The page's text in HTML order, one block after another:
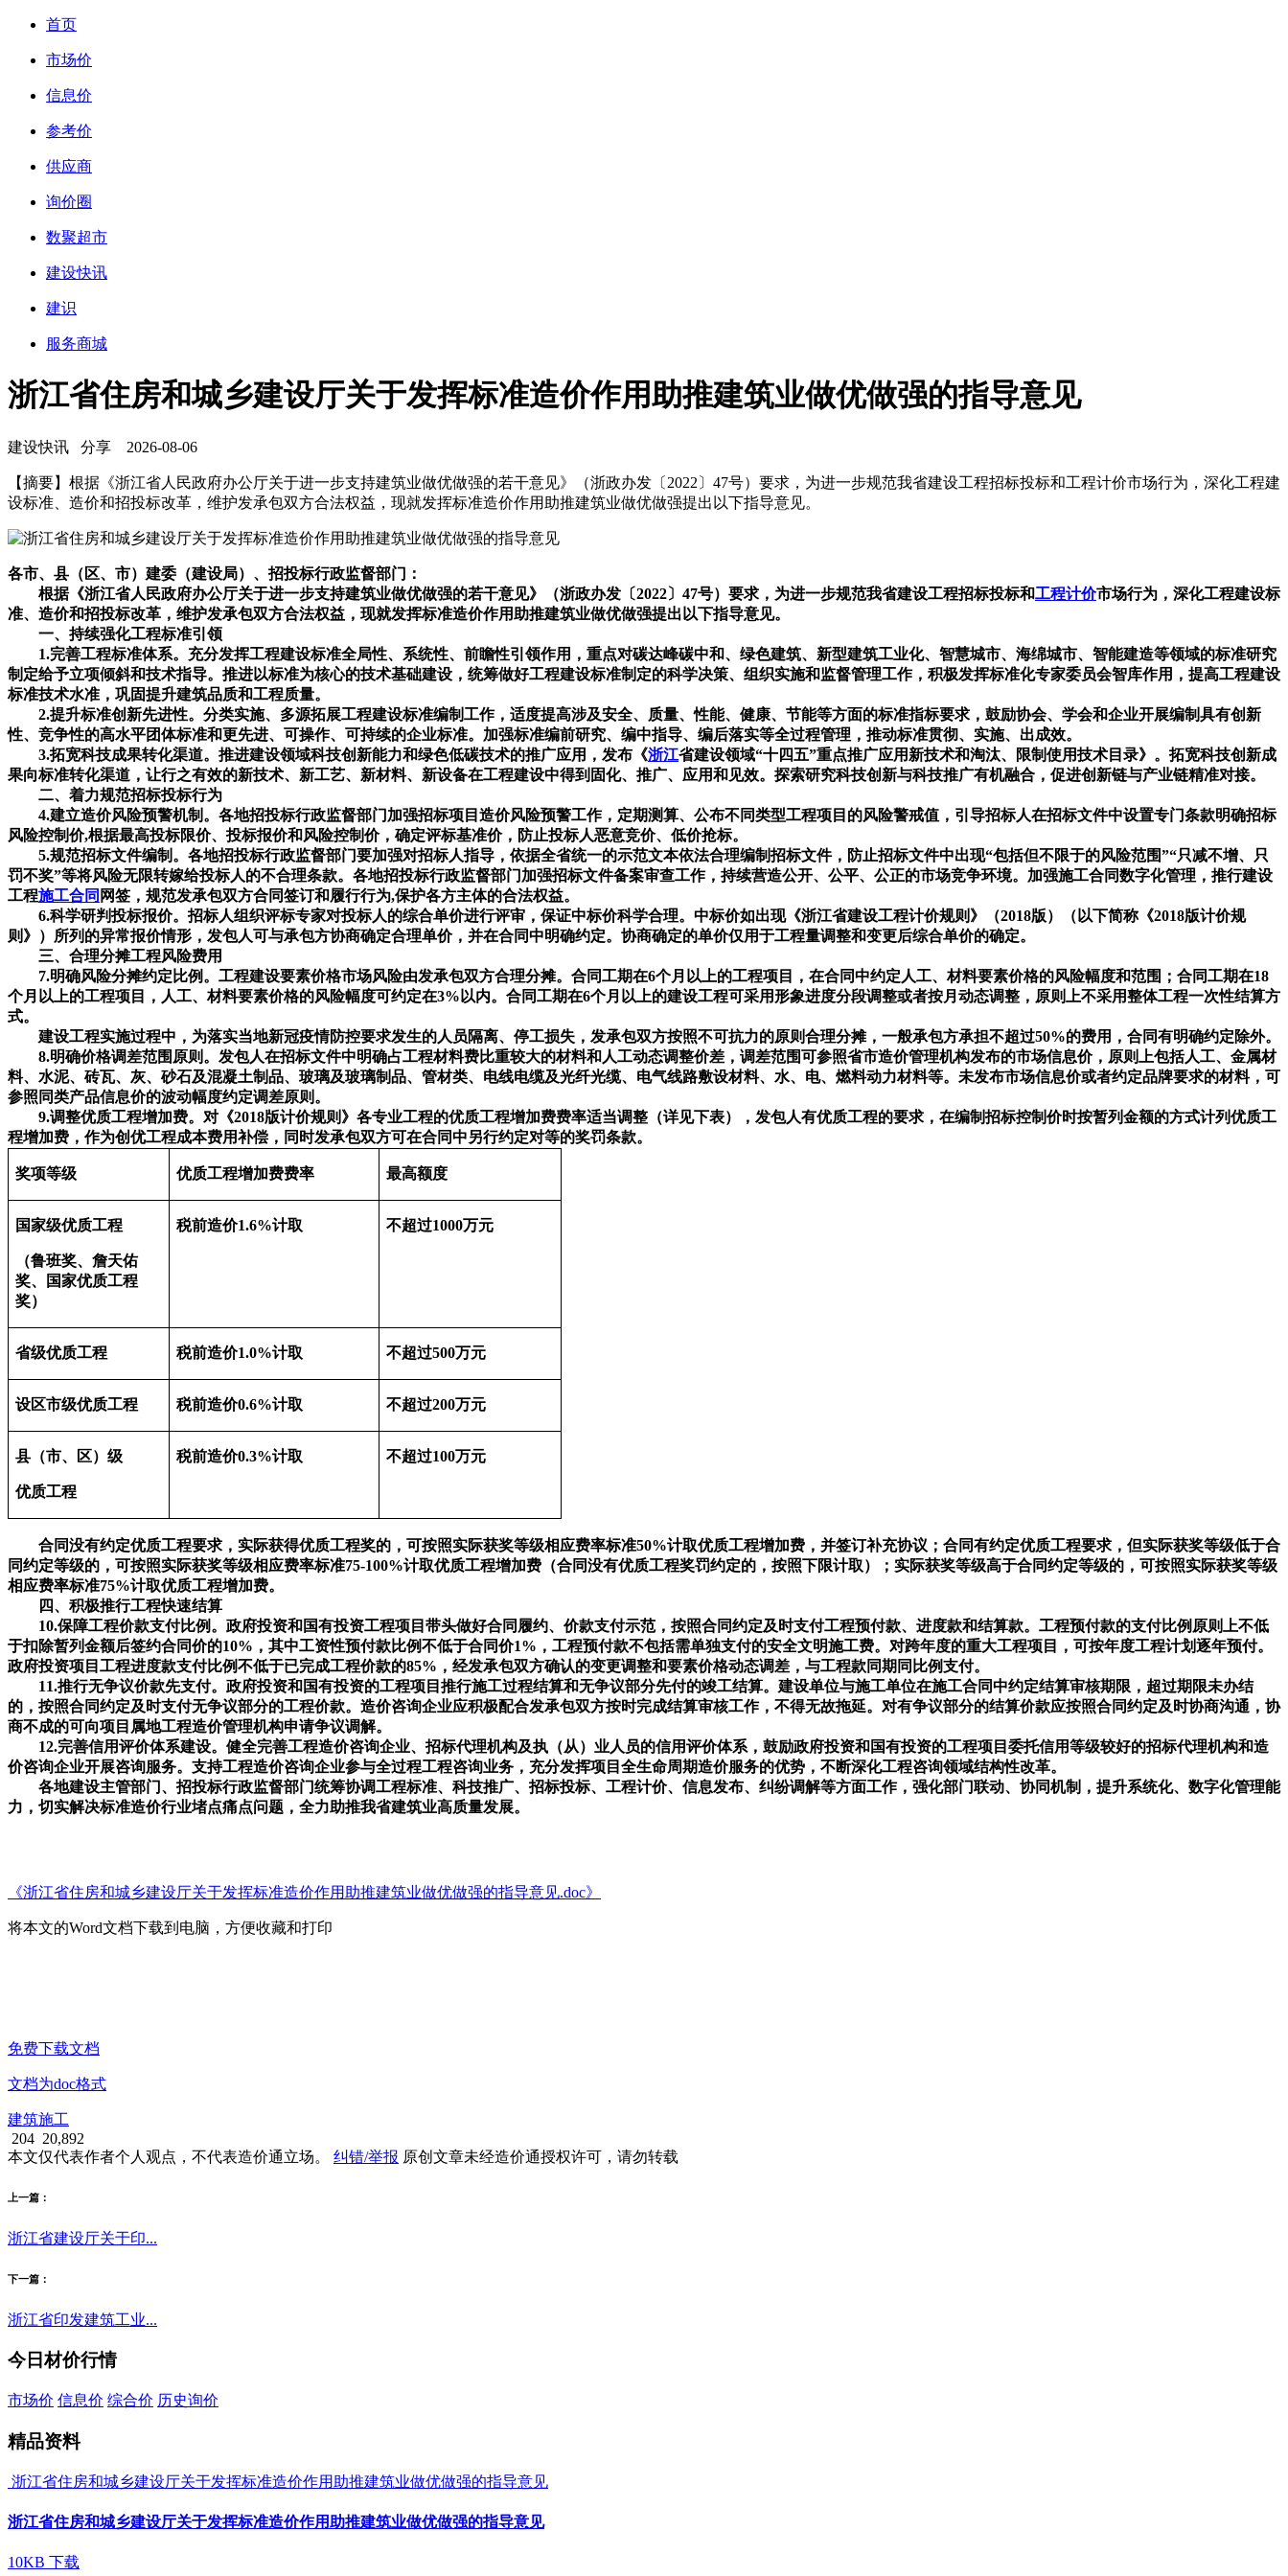
首页
市场价
信息价
参考价
供应商
询价圈
数聚超市
建设快讯
建识
服务商城
浙江省住房和城乡建设厅关于发挥标准造价作用助推建筑业做优做强的指导意见
建设快讯 分享 2026-08-06
【摘要】根据《浙江省人民政府办公厅关于进一步支持建筑业做优做强的若干意见》（浙政办发〔2022〕47号）要求，为进一步规范我省建设工程招标投标和工程计价市场行为，深化工程建
设标准、造价和招投标改革，维护发承包双方合法权益，现就发挥标准造价作用助推建筑业做优做强提出以下指导意见。
各市、县（区、市）建委（建设局）、招投标行政监督部门：
根据《浙江省人民政府办公厅关于进一步支持建筑业做优做强的若干意见》（浙政办发〔2022〕47号）要求，为进一步规范我省建设工程招标投标和工程计价市场行为，深化工程建设标
准、造价和招投标改革，维护发承包双方合法权益，现就发挥标准造价作用助推建筑业做优做强提出以下指导意见。
一、持续强化工程标准引领
1.完善工程标准体系。充分发挥工程建设标准全局性、系统性、前瞻性引领作用，重点对碳达峰碳中和、绿色建筑、新型建筑工业化、智慧城市、海绵城市、智能建造等领域的标准研究
制定给予立项倾斜和技术指导。推进以标准为核心的技术基础建设，统筹做好工程建设标准制定的科学决策、组织实施和监督管理工作，积极发挥标准化专家委员会智库作用，提高工程建设
标准技术水准，巩固提升建筑品质和工程质量。
2.提升标准创新先进性。分类实施、多源拓展工程建设标准编制工作，适度提高涉及安全、质量、性能、健康、节能等方面的标准指标要求，鼓励协会、学会和企业开展编制具有创新
性、竞争性的高水平团体标准和更先进、可操作、可持续的企业标准。加强标准编前研究、编中指导、编后落实等全过程管理，推动标准贯彻、实施、出成效。
3.拓宽科技成果转化渠道。推进建设领域科技创新能力和绿色低碳技术的推广应用，发布《浙江省建设领域“十四五”重点推广应用新技术和淘汰、限制使用技术目录》。拓宽科技创新成
果向标准转化渠道，让行之有效的新技术、新工艺、新材料、新设备在工程建设中得到固化、推广、应用和见效。探索研究科技创新与科技推广有机融合，促进创新链与产业链精准对接。
二、着力规范招标投标行为
4.建立造价风险预警机制。各地招投标行政监督部门加强招标项目造价风险预警工作，定期测算、公布不同类型工程项目的风险警戒值，引导招标人在招标文件中设置专门条款明确招标
风险控制价,根据最高投标限价、投标报价和风险控制价，确定评标基准价，防止投标人恶意竞价、低价抢标。
5.规范招标文件编制。各地招投标行政监督部门要加强对招标人指导，依据全省统一的示范文本依法合理编制招标文件，防止招标文件中出现“包括但不限于的风险范围”“只减不增、只
罚不奖”等将风险无限转嫁给投标人的不合理条款。各地招投标行政监督部门加强招标文件备案审查工作，持续营造公开、公平、公正的市场竞争环境。加强施工合同数字化管理，推行建设
工程施工合同 网签，规范发承包双方合同签订和履行行为,保护各方主体的合法权益。
6.科学研判投标报价。招标人组织评标专家对投标人的综合单价进行评审，保证中标价科学合理。中标价如出现《浙江省建设工程计价规则》（2018版）（以下简称《2018版计价规
则》）所列的异常报价情形，发包人可与承包方协商确定合理单价，并在合同中明确约定。协商确定的单价仅用于工程量调整和变更后综合单价的确定。
三、合理分摊工程风险费用
7.明确风险分摊约定比例。工程建设要素价格市场风险由发承包双方合理分摊。合同工期在6个月以上的工程项目，在合同中约定人工、材料要素价格的风险幅度和范围；合同工期在18
个月以上的工程项目，人工、材料要素价格的风险幅度可约定在3%以内。合同工期在6个月以上的建设工程可采用形象进度分段调整或者按月动态调整，原则上不采用整体工程一次性结算方
式。
建设工程实施过程中，为落实当地新冠疫情防控要求发生的人员隔离、停工损失，发承包双方按照不可抗力的原则合理分摊，一般承包方承担不超过50%的费用，合同有明确约定除外。
8.明确价格调差范围原则。发包人在招标文件中明确占工程材料费比重较大的材料和人工动态调整价差，调差范围可参照省市造价管理机构发布的市场信息价，原则上包括人工、金属材
料、水泥、砖瓦、灰、砂石及混凝土制品、玻璃及玻璃制品、管材类、电线电缆及光纤光缆、电气线路敷设材料、水、电、燃料动力材料等。未发布市场信息价或者约定品牌要求的材料，可
参照同类产品信息价的波动幅度约定调差原则。
9.调整优质工程增加费。对《2018版计价规则》各专业工程的优质工程增加费费率适当调整（详见下表），发包人有优质工程的要求，在编制招标控制价时按暂列金额的方式计列优质工
程增加费，作为创优工程成本费用补偿，同时发承包双方可在合同中另行约定对等的奖罚条款。
奖项等级 优质工程增加费费率 最高额度
国家级优质工程
（鲁班奖、詹天佑
奖、国家优质工程
奖）
税前造价1.6%计取 不超过1000万元
省级优质工程 税前造价1.0%计取 不超过500万元
设区市级优质工程 税前造价0.6%计取 不超过200万元
县（市、区）级
优质工程
税前造价0.3%计取 不超过100万元
合同没有约定优质工程要求，实际获得优质工程奖的，可按照实际获奖等级相应费率标准50%计取优质工程增加费，并签订补充协议；合同有约定优质工程要求，但实际获奖等级低于合
同约定等级的，可按照实际获奖等级相应费率标准75-100%计取优质工程增加费（合同没有优质工程奖罚约定的，按照下限计取）；实际获奖等级高于合同约定等级的，可按照实际获奖等级
相应费率标准75%计取优质工程增加费。
四、积极推行工程快速结算
10.保障工程价款支付比例。政府投资和国有投资工程项目带头做好合同履约、价款支付示范，按照合同约定及时支付工程预付款、进度款和结算款。工程预付款的支付比例原则上不低
于扣除暂列金额后签约合同价的10%，其中工资性预付款比例不低于合同价1%，工程预付款不包括需单独支付的安全文明施工费。对跨年度的重大工程项目，可按年度工程计划逐年预付。
政府投资项目工程进度款支付比例不低于已完成工程价款的85%，经发承包双方确认的变更调整和要素价格动态调差，与工程款同期同比例支付。
11.推行无争议价款先支付。政府投资和国有投资的工程项目推行施工过程结算和无争议部分先付的竣工结算。建设单位与施工单位在施工合同中约定结算审核期限，超过期限未办结
的，按照合同约定及时支付无争议部分的工程价款。造价咨询企业应积极配合发承包双方按时完成结算审核工作，不得无故拖延。对有争议部分的结算价款应按照合同约定及时协商沟通，协
商不成的可向项目属地工程造价管理机构申请争议调解。
12.完善信用评价体系建设。健全完善工程造价咨询企业、招标代理机构及执（从）业人员的信用评价体系，鼓励政府投资和国有投资的工程项目委托信用等级较好的招标代理机构和造
价咨询企业开展咨询服务。支持工程造价咨询企业参与全过程工程咨询业务，充分发挥项目全生命周期造价服务的优势，不断深化工程咨询领域结构性改革。
各地建设主管部门、招投标行政监督部门统筹协调工程标准、科技推广、招标投标、工程计价、信息发布、纠纷调解等方面工作，强化部门联动、协同机制，提升系统化、数字化管理能
力，切实解决标准造价行业堵点痛点问题，全力助推我省建筑业高质量发展。
《浙江省住房和城乡建设厅关于发挥标准造价作用助推建筑业做优做强的指导意见.doc》
将本文的Word文档下载到电脑，方便收藏和打印
免费下载文档
文档为doc格式
建筑施工
204 20,892
本文仅代表作者个人观点，不代表造价通立场。 纠错/举报 原创文章未经造价通授权许可，请勿转载
上一篇：
浙江省建设厅关于印...
下一篇：
浙江省印发建筑工业...
今日材价行情
市场价 信息价 综合价 历史询价
精品资料
浙江省住房和城乡建设厅关于发挥标准造价作用助推建筑业做优做强的指导意见
浙江省住房和城乡建设厅关于发挥标准造价作用助推建筑业做优做强的指导意见
10KB 下载